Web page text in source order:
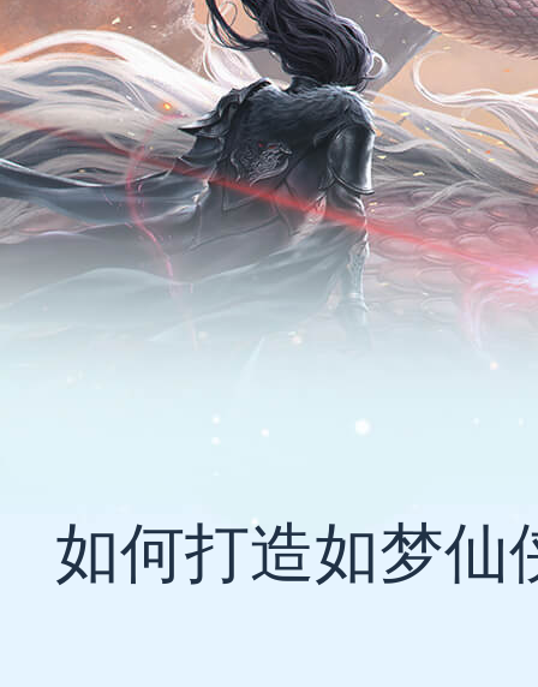
如何打造如梦仙